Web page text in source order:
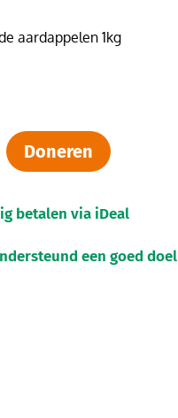
aardappelen 1kg
Doneren
betalen via iDeal
een goed doel